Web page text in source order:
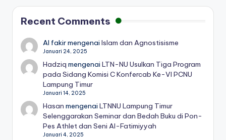
Recent Comments
Al fakirmengenaiIslam dan Agnostisisme
Januari 24, 2025
Hadziq mengenaiLTN-NU Usulkan Tiga Program
pada Sidang Komisi C Konfercab Ke-VI PCNU
Lampung Timur
Januari 14, 2025
Hasan mengenaiLTNNU Lampung Timur
Selenggarakan Seminar dan Bedah Buku di Pon-
Pes Athlet dan Seni Al-Fatimiyyah
Januari 4, 2025